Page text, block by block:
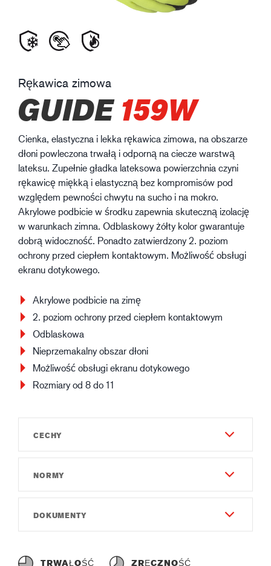
Rękawica zimowa
GUIDE159W
Cienka, elastyczna i lekka rękawica zimowa, na obszarze
dłoni powleczona trwałą i odporną na ciecze warstwą
lateksu. Zupełnie gładka lateksowa powierzchnia czyni
rękawicę miękką i elastyczną bez kompromisów pod
względem pewności chwytu na sucho i na mokro.
Akrylowe podbicie w środku zapewnia skuteczną izolację
w warunkach zimna. Odblaskowy żółty kolor gwarantuje
dobrą widoczność. Ponadto zatwierdzony 2. poziom
ochrony przed ciepłem kontaktowym. Możliwość obsługi
ekranu dotykowego.
Akrylowe podbicie na zimę
2. poziom ochrony przed ciepłem kontaktowym
Odblaskowa
Nieprzemakalny obszar dłoni
Możliwość obsługi ekranu dotykowego
Rozmiary od 8 do 11
CECHY
Trwałość
6
Zręczność
5
Gauge
NORMY
2231X
X2X
DOKUMENTY
Instruction of use GUIDE 159W.pdf
TRWAŁOŚĆ ZRĘCZNOŚĆ